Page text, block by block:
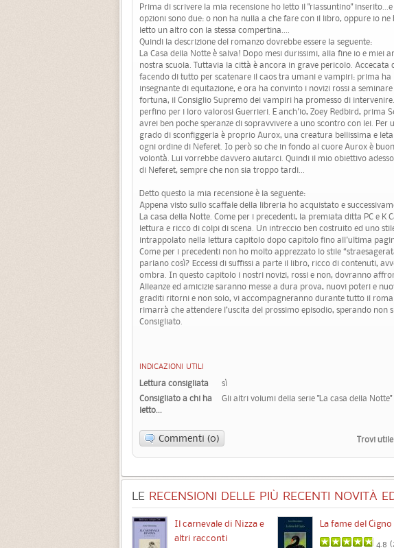
Prima di scrivere la mia recensione ho letto il "riassuntino"
opzioni sono due: o non ha nulla a che fare con il libro, oppure io ne
letto un altro con la stessa compertina....
Quindi la descrizione del romanzo dovrebbe essere la seguente:
La Casa della Notte è salva! Dopo mesi durissimi, alla fine io e miei
nostra scuola. Tuttavia la città è ancora in grave pericolo. Accecata
facendo di tutto per scatenare il caos tra umani e vampiri: prima
insegnante di equitazione, e ora ha convinto i novizi rossi a
fortuna, il Consiglio Supremo dei vampiri ha promesso di
perfino per i loro valorosi Guerrieri. E anch'io, Zoey Redbird, prima
avrei ben poche speranze di sopravvivere a uno scontro con lei. Per
grado di sconfiggerla è proprio Aurox, una creatura bellissima e
ogni ordine di Neferet. Io però so che in fondo al cuore Aurox è
volontà. Lui vorrebbe davvero aiutarci. Quindi il mio obiettivo
di Neferet, sempre che non sia troppo tardi...
Detto questo la mia recensione è la seguente:
Appena visto sullo scaffale della libreria ho acquistato e
La casa della Notte. Come per i precedenti, la premiata ditta PC e K
lettura e ricco di colpi di scena. Un intreccio ben costruito ed uno
intrappolato nella lettura capitolo dopo capitolo fino all'ultima
Come per i precedenti non ho molto apprezzato lo stile
parlano così? Eccessi di suffissi a parte il libro, ricco di contenuti,
ombra. In questo capitolo i nostri novizi, rossi e non, dovranno
Alleanze ed amicizie saranno messe a dura prova, nuovi poteri e
graditi ritorni e non solo, vi accompagneranno durante tutto il
rimarrà che attendere l’uscita del prossimo episodio, sperando non
Consigliato.
INDICAZIONI UTILI
Lettura consigliata
sì
Consigliato a chi ha
letto...
Gli altri volumi della serie "La casa della
Commenti (0) Trovi
LE RECENSIONI DELLE PIÙ RECENTI NOVITÀ
Il carnevale di Nizza e
altri racconti
La fame del Cigno
4.8 (